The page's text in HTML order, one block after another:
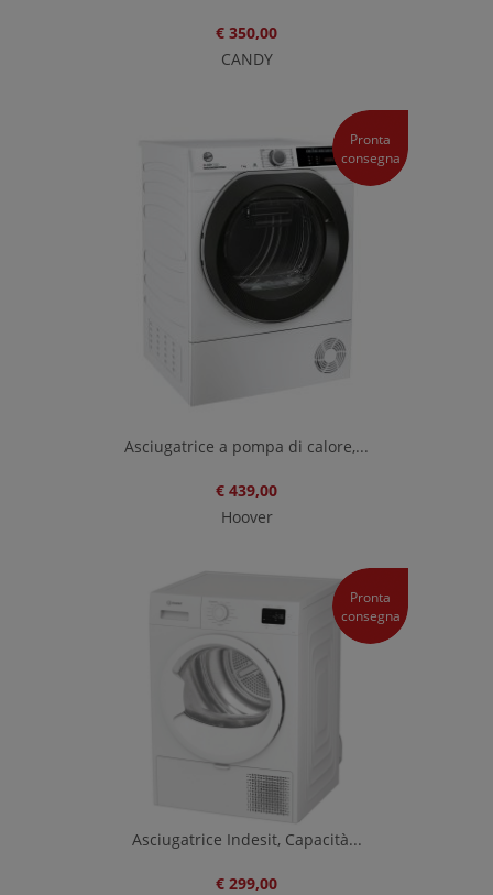
€ 350,00
CANDY
Pronta
consegna
Asciugatrice a pompa di calore,...
€ 439,00
Hoover
Pronta
consegna
Asciugatrice Indesit, Capacità...
€ 299,00